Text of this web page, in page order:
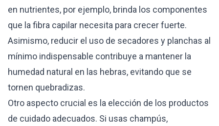
en nutrientes, por ejemplo, brinda los componentes
que la fibra capilar necesita para crecer fuerte.
Asimismo, reducir el uso de secadores y planchas al
mínimo indispensable contribuye a mantener la
humedad natural en las hebras, evitando que se
tornen quebradizas.
Otro aspecto crucial es la elección de los productos
de cuidado adecuados. Si usas champús,